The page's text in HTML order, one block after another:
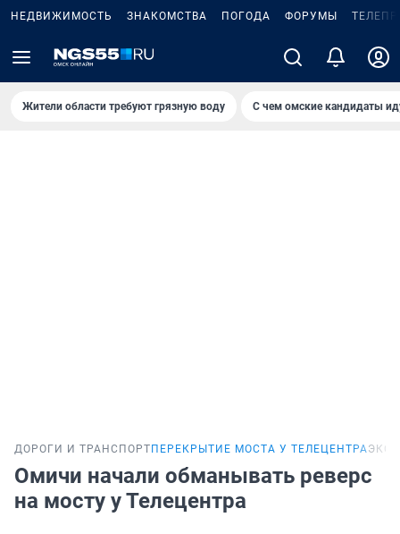
НЕДВИЖИМОСТЬ ЗНАКОМСТВА ПОГОДА ФОРУМЫ
Жители области требуют грязную воду С чем омские кандидаты
ДОРОГИ И ТРАНСПОРТ ПЕРЕКРЫТИЕ МОСТА У ТЕЛЕЦЕНТРА
Омичи начали обманывать реверс
на мосту у Телецентра